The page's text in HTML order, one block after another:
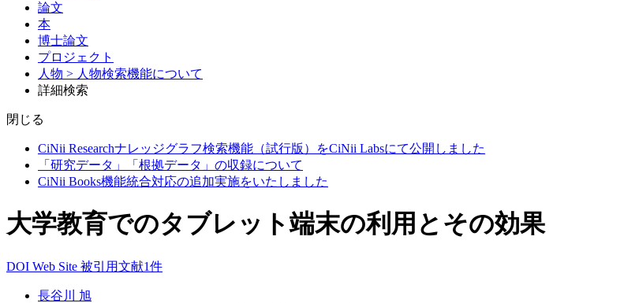
論文
本
博士論文
プロジェクト
人物 > 人物検索機能について
詳細検索
閉じる
CiNii Researchナレッジグラフ検索機能（試行版）をCiNii Labsにて公開しました
「研究データ」「根拠データ」の収録について
CiNii Books機能統合対応の追加実施をいたしました
大学教育でのタブレット端末の利用とその効果
DOI Web Site 被引用文献1件
長谷川 旭